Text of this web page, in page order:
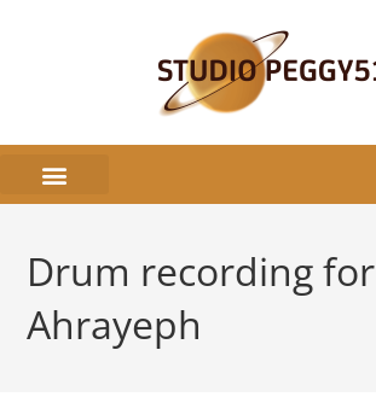
Drum recording for
Ahrayeph